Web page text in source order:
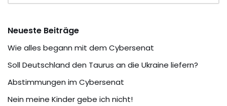
Neueste Beiträge
Wie alles begann mit dem Cybersenat
Soll Deutschland den Taurus an die Ukraine liefern?
Abstimmungen im Cybersenat
Nein meine Kinder gebe ich nicht!